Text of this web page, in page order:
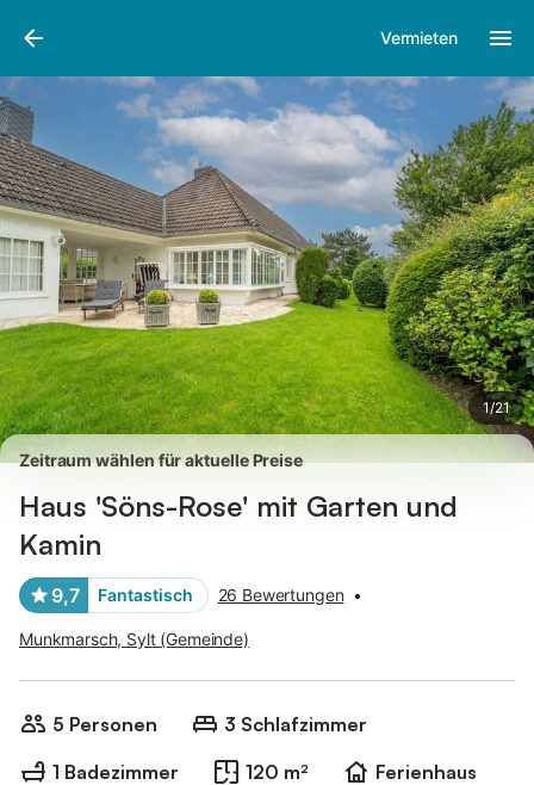
Vermieten
1/21
Bilder
Zeitraum wählen für aktuelle Preise
Haus 'Söns-Rose' mit Garten und
Kamin
9,7 Fantastisch 26 Bewertungen •
Munkmarsch, Sylt (Gemeinde)
5 Personen
3 Schlafzimmer
1 Badezimmer
120 m²
Ferienhaus